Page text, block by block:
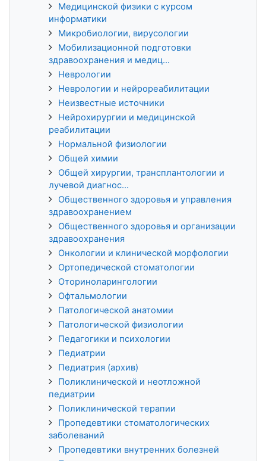
Медицинской физики с курсом
информатики
Микробиологии, вирусологии
Мобилизационной подготовки
здравоохранения и медиц...
Неврологии
Неврологии и нейрореабилитации
Неизвестные источники
Нейрохирургии и медицинской
реабилитации
Нормальной физиологии
Общей химии
Общей хирургии, трансплантологии и
лучевой диагнос...
Общественного здоровья и управления
здравоохранением
Общественного здоровья и организации
здравоохранения
Онкологии и клинической морфологии
Ортопедической стоматологии
Оториноларингологии
Офтальмологии
Патологической анатомии
Патологической физиологии
Педагогики и психологии
Педиатрии
Педиатрия (архив)
Поликлинической и неотложной
педиатрии
Поликлинической терапии
Пропедевтики стоматологических
заболеваний
Пропедевтики внутренних болезней